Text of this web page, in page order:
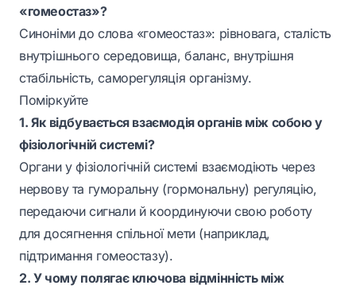
«гомеостаз»?
Синоніми до слова «гомеостаз»: рівновага, сталість
внутрішнього середовища, баланс, внутрішня
стабільність, саморегуляція організму.
Поміркуйте
1. Як відбувається взаємодія органів між собою у
фізіологічній системі?
Органи у фізіологічній системі взаємодіють через
нервову та гуморальну (гормональну) регуляцію,
передаючи сигнали й координуючи свою роботу
для досягнення спільної мети (наприклад,
підтримання гомеостазу).
2. У чому полягає ключова відмінність між